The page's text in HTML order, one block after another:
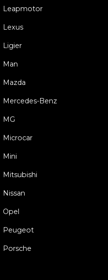
Leapmotor
Lexus
Ligier
Man
Mazda
Mercedes-Benz
MG
Microcar
Mini
Mitsubishi
Nissan
Opel
Peugeot
Porsche